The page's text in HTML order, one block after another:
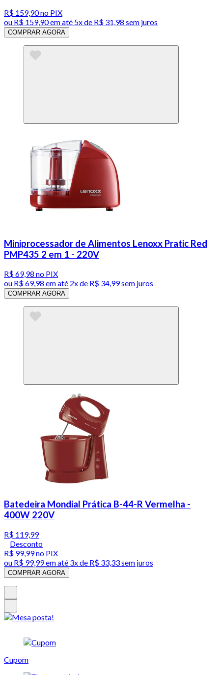
R$ 159,90no PIX
ou R$ 159,90em até 5x de R$ 31,98 sem juros
COMPRAR AGORA
Miniprocessador de Alimentos Lenoxx Pratic Red
PMP435 2 em 1 - 220V
R$ 69,98 no PIX
ou R$ 69,98 em até 2x de R$ 34,99 sem juros
COMPRAR AGORA
Batedeira Mondial Prática B-44-R Vermelha -
400W 220V
R$ 119,99
Desconto
R$ 99,99no PIX
ou R$ 99,99em até 3x de R$ 33,33 sem juros
COMPRAR AGORA
Cupom